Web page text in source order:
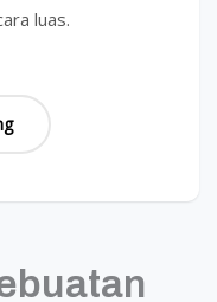
luas.